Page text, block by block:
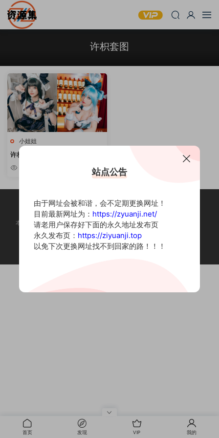
许枳套图
小姐姐
许枳 – COSPLAY写真合集 [持续
更新]
本站为摄影写真图片网站，内容来自网络收集整理，仅作个人学习使用。
如有违法内容请联系删除
Copyright © 2022 资源集
首页 发现 VIP 我的
站点公告
由于网址会被和谐，会不定期更换网址！
目前最新网址为： https://zyuanji.net/
请老用户保存好下面的永久地址发布页
永久发布页： https://ziyuanji.top
以免下次更换网址找不到回家的路！！！